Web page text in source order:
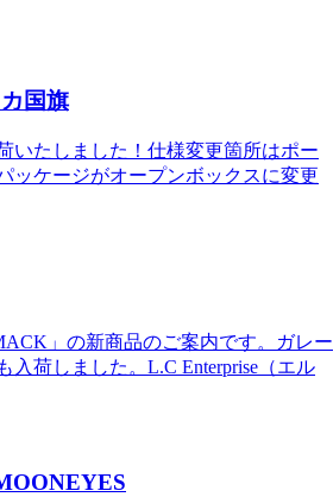
国旗
いたしました！仕様変更箇所はポー
ッケージがオープンボックスに変更
」の新商品のご案内です。ガレー
荷しました。L.C Enterprise（エル